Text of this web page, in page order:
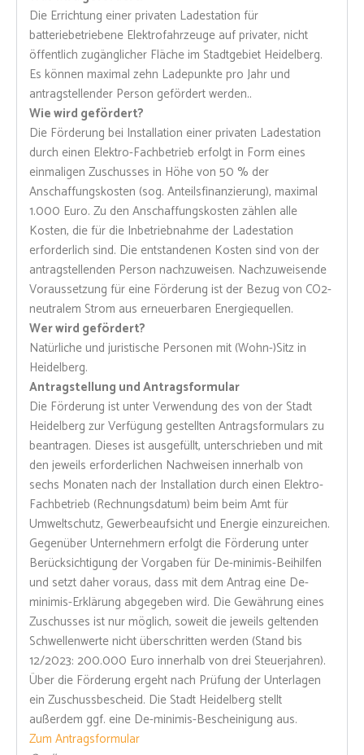
Die Errichtung einer privaten Ladestation für
batteriebetriebene Elektrofahrzeuge auf privater, nicht
öffentlich zugänglicher Fläche im Stadtgebiet Heidelberg.
Es können maximal zehn Ladepunkte pro Jahr und
antragstellender Person gefördert werden..
Wie wird gefördert?
Die Förderung bei Installation einer privaten Ladestation
durch einen Elektro-Fachbetrieb erfolgt in Form eines
einmaligen Zuschusses in Höhe von 50 % der
Anschaffungskosten (sog. Anteilsfinanzierung), maximal
1.000 Euro. Zu den Anschaffungskosten zählen alle
Kosten, die für die Inbetriebnahme der Ladestation
erforderlich sind. Die entstandenen Kosten sind von der
antragstellenden Person nachzuweisen. Nachzuweisende
Voraussetzung für eine Förderung ist der Bezug von CO2-
neutralem Strom aus erneuerbaren Energiequellen.
Wer wird gefördert?
Natürliche und juristische Personen mit (Wohn-)Sitz in
Heidelberg.
Antragstellung und Antragsformular
Die Förderung ist unter Verwendung des von der Stadt
Heidelberg zur Verfügung gestellten Antragsformulars zu
beantragen. Dieses ist ausgefüllt, unterschrieben und mit
den jeweils erforderlichen Nachweisen innerhalb von
sechs Monaten nach der Installation durch einen Elektro-
Fachbetrieb (Rechnungsdatum) beim beim Amt für
Umweltschutz, Gewerbeaufsicht und Energie einzureichen.
Gegenüber Unternehmern erfolgt die Förderung unter
Berücksichtigung der Vorgaben für De-minimis-Beihilfen
und setzt daher voraus, dass mit dem Antrag eine De-
minimis-Erklärung abgegeben wird. Die Gewährung eines
Zuschusses ist nur möglich, soweit die jeweils geltenden
Schwellenwerte nicht überschritten werden (Stand bis
12/2023: 200.000 Euro innerhalb von drei Steuerjahren).
Über die Förderung ergeht nach Prüfung der Unterlagen
ein Zuschussbescheid. Die Stadt Heidelberg stellt
außerdem ggf. eine De-minimis-Bescheinigung aus.
Zum Antragsformular